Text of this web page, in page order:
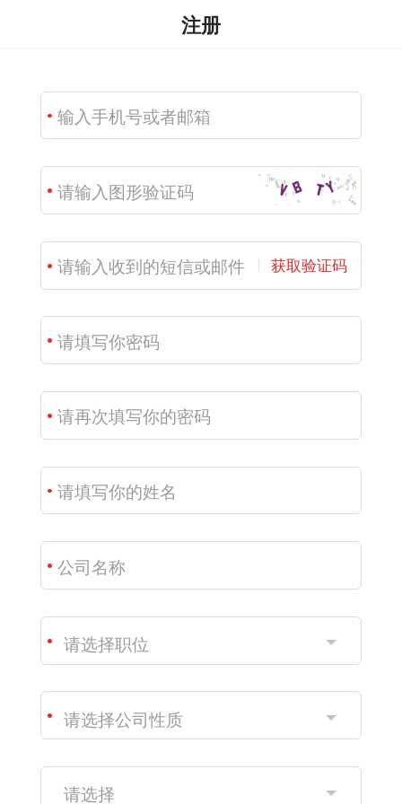
注册
获取验证码